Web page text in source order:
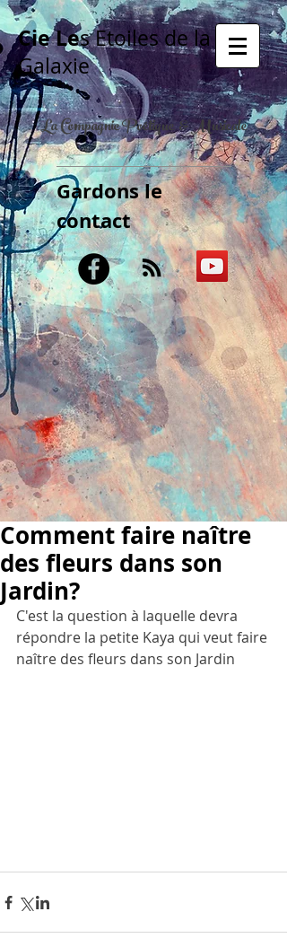
Cie Les Etoiles de la
Galaxie
La Compagnie Poétique & Musicale
Gardons le
contact
Comment faire naître
des fleurs dans son
Jardin?
C'est la question à laquelle devra
répondre la petite Kaya qui veut faire
naître des fleurs dans son Jardin